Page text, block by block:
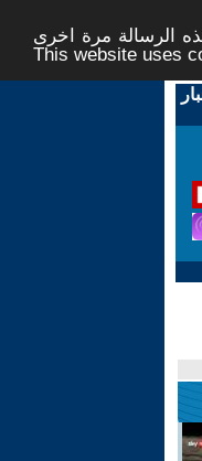
الرسالة مرة اخرى -
This website uses